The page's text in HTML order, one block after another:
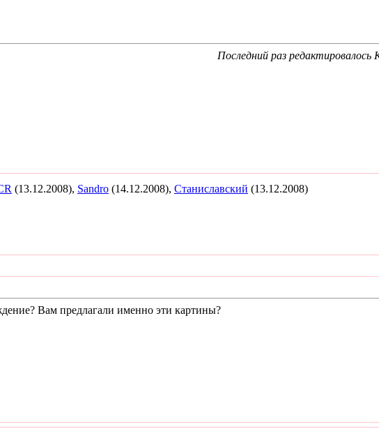
Последний раз
(13.12.2008), Sandro (14.12.2008), Станиславский (13.12.2008)
Вам предлагали именно эти картины?